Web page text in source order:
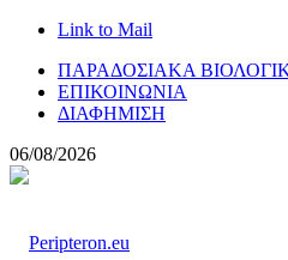
Link to Mail
ΠΑΡΑΔΟΣΙΑΚΑ
ΕΠΙΚΟΙΝΩΝΙΑ
ΔΙΑΦΗΜΙΣΗ
06/08/2026